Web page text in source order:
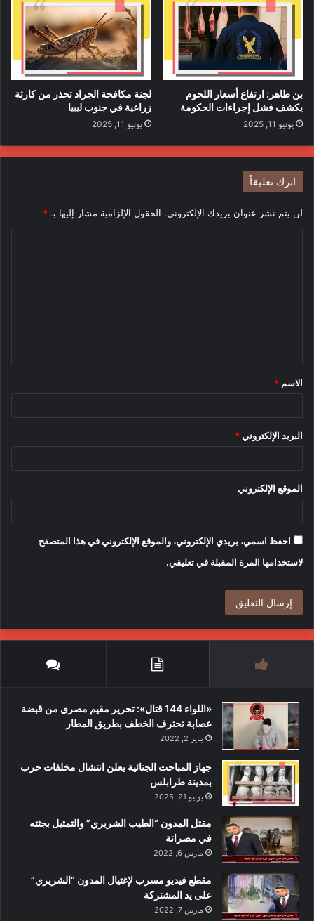
بن طاهر: ارتفاع أسعار اللحوم
يكشف فشل إجراءات الحكومة
يونيو 11, 2025
لجنة مكافحة الجراد تحذر من كارثة
زراعية في جنوب ليبيا
يونيو 11, 2025
اترك تعليقاً
لن يتم نشر عنوان بريدك الإلكتروني. الحقول الإلزامية مشار إليها بـ *
*
الاسم *
البريد الإلكتروني *
الموقع الإلكتروني
احفظ اسمي، بريدي الإلكتروني، والموقع الإلكتروني في هذا المتصفح
لاستخدامها المرة المقبلة في تعليقي.
«اللواء 144 قتال»: تحرير مقيم مصري من قبضة
عصابة تحترف الخطف بطريق المطار
يناير 2, 2022
جهاز المباحث الجنائية يعلن انتشال مخلفات حرب
بمدينة طرابلس
يونيو 21, 2025
مقتل المدون “الطيب الشريري” والتمثيل بجثته
في مصراتة
مارس 6, 2022
مقطع فيديو مسرب لإغتيال المدون “الشريري”
على يد المشتركة
مارس 7, 2022